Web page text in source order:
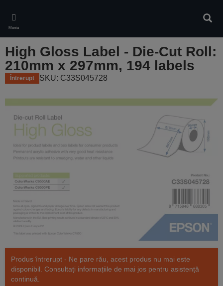
main
content
Meniu
High Gloss Label - Die-Cut Roll:
210mm x 297mm, 194 labels
Întrerupt SKU: C33S045728
Produs întrerupt - Ne pare rău, acest produs nu mai este
disponibil. Consultați informațiile de mai jos pentru asistență
continuă.